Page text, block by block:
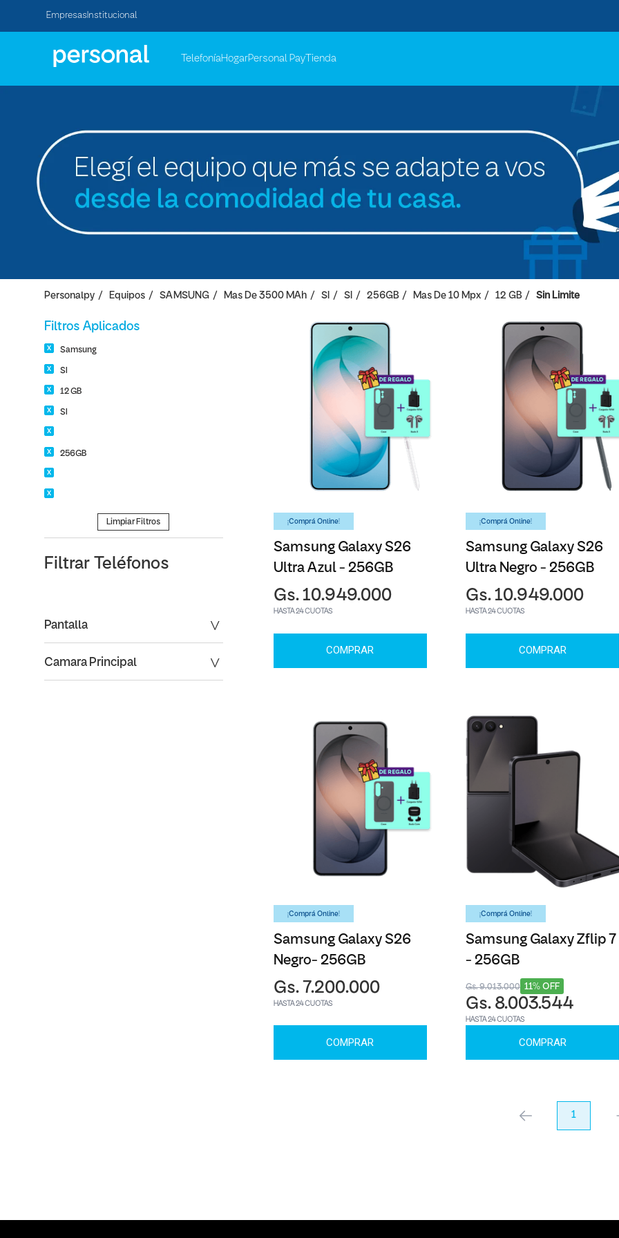
Empresas Institucional
TelefoníaHogarPersonal Pay Tienda
Personalpy Equipos SAMSUNG Mas De 3500 MAh SI SI 256GB Mas De 10 Mpx 12 GB Sin Limite
Filtros Aplicados
Samsung
SI
12 GB
SI
256GB
Limpiar Filtros
Filtrar Teléfonos
Pantalla
Camara Principal
¡Comprá Online!
Samsung Galaxy S26
Ultra Azul - 256GB
Gs. 10.949.000
HASTA 24 CUOTAS
COMPRAR
¡Comprá Online!
Samsung Galaxy S26
Ultra Negro - 256GB
Gs. 10.949.000
HASTA 24 CUOTAS
COMPRAR
¡Comprá Online!
Samsung Galaxy S26
Negro- 256GB
Gs. 7.200.000
HASTA 24 CUOTAS
COMPRAR
¡Comprá Online!
Samsung Galaxy Zflip 7
- 256GB
11% OFF
Gs. 9.013.000
Gs. 8.003.544
HASTA 24 CUOTAS
COMPRAR
anterior 1